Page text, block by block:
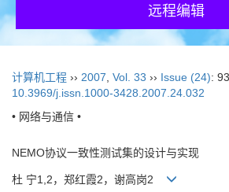
远程编辑
计算机工程 ›› 2007 Vol. 33 ›› Issue (24):
10.3969/j.issn.1000-3428.2007.24.032
• 网络与通信 •
NEMO协议一致性测试集的设计与实现
杜 宁1,2，郑红霞2，谢高岗2